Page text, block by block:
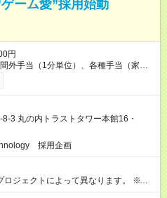
ーム愛”採用始動
円
外手当（1分単位）、各種手当（家
ます。 ★スキル・経験年数・年齢等も
試用期間】試用期間あ
3 丸の内トラストタワー本館16・
採用企画
ジェクトによって異なります。 ※サ
ん。残業代1分単位で支給。